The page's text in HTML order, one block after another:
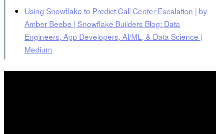
Using Snowflake to Predict Call Center Escalation | by
Amber Beebe | Snowflake Builders Blog: Data
Engineers, App Developers, AI/ML, & Data Science |
Medium